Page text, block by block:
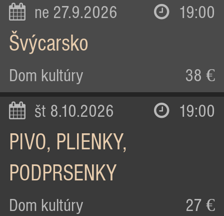
ne 27.9.2026 19:00
Švýcarsko
Dom kultúry 38 €
št 8.10.2026 19:00
PIVO, PLIENKY,
PODPRSENKY
Dom kultúry 27 €